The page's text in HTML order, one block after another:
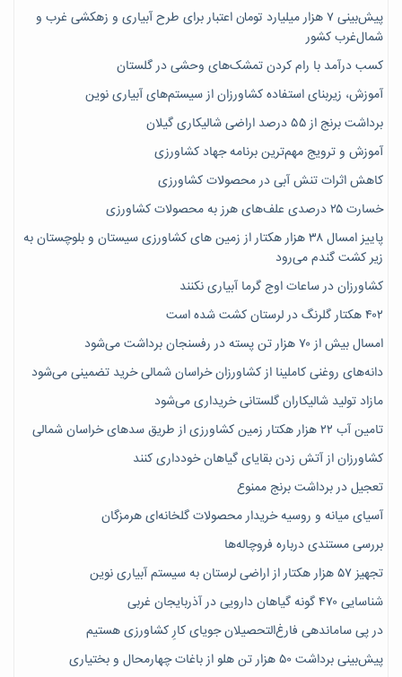
پیش‌بینی ۷‌ هزار میلیارد تومان اعتبار برای طرح آبیاری و زهکشی غرب و
شمال‌غرب کشور
کسب درآمد با رام کردن تمشک‌های وحشی در گلستان
آموزش، زیربنای استفاده کشاورزان از سیستم‌های آبیاری نوین
برداشت برنج از ۵۵ درصد اراضی شالیکاری گیلان
آموزش و ترویج مهم‌ترین برنامه جهاد کشاورزی
کاهش اثرات تنش آبی در محصولات کشاورزی
خسارت ۲۵ درصدی علف‌های هرز به محصولات کشاورزی
پاییز امسال ۳۸ هزار هکتار از زمین های کشاورزی سیستان و بلوچستان به
زیر کشت گندم می‌رود
کشاورزان در ساعات اوج گرما آبیاری نکنند
۴۰۲ هکتار گلرنگ در لرستان کشت شده است
امسال بیش از ۷۰ هزار تن پسته در رفسنجان برداشت می‌شود
دانه‌های روغنی کاملینا از کشاورزان خراسان شمالی خرید تضمینی می‌شود
مازاد تولید شالیکاران گلستانی خریداری می‌شود
تامین آب ۲۲ هزار هکتار زمین کشاورزی از طریق سدهای خراسان شمالی
کشاورزان از آتش زدن بقایای گیاهان خودداری کنند
تعجیل در برداشت برنج ممنوع
آسیای میانه و روسیه خریدار محصولات گلخانه‌ای هرمزگان
بررسی مستندی درباره فروچاله‌ها
تجهیز ۵۷ هزار هکتار از اراضی لرستان به سیستم آبیاری نوین
شناسایی ۴۷٠ گونه گیاهان دارویی در آذربایجان غربی
در پی ساماندهی فارغ‌التحصیلان جویای کارِ کشاورزی هستیم
پیش‎‌بینی برداشت ۵۰ هزار تن هلو از باغات چهارمحال و بختیاری